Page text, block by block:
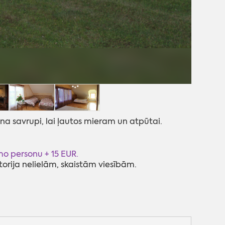
savrupi, lai ļautos mieram un atpūtai.
personu + 15 EUR.
nelielām, skaistām viesībām.